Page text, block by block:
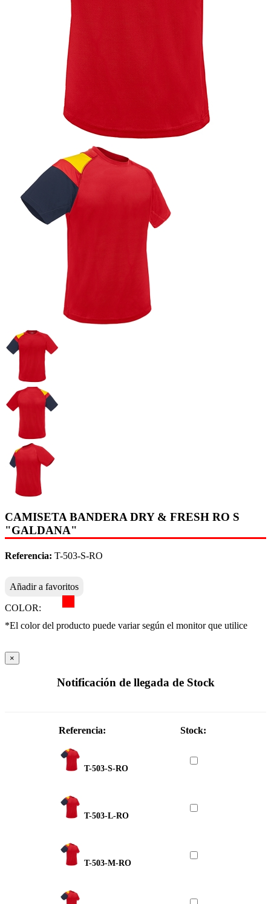
CAMISETA BANDERA DRY & FRESH RO S
"GALDANA"
Referencia: T-503-S-RO
Añadir a favoritos
COLOR:
*El color del producto puede variar según el monitor que utilice
×
Notificación de llegada de Stock
Referencia: Stock:
T-503-S-RO
T-503-L-RO
T-503-M-RO